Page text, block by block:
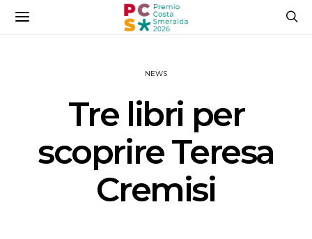
NEWS
Tre libri per
scoprire Teresa
Cremisi